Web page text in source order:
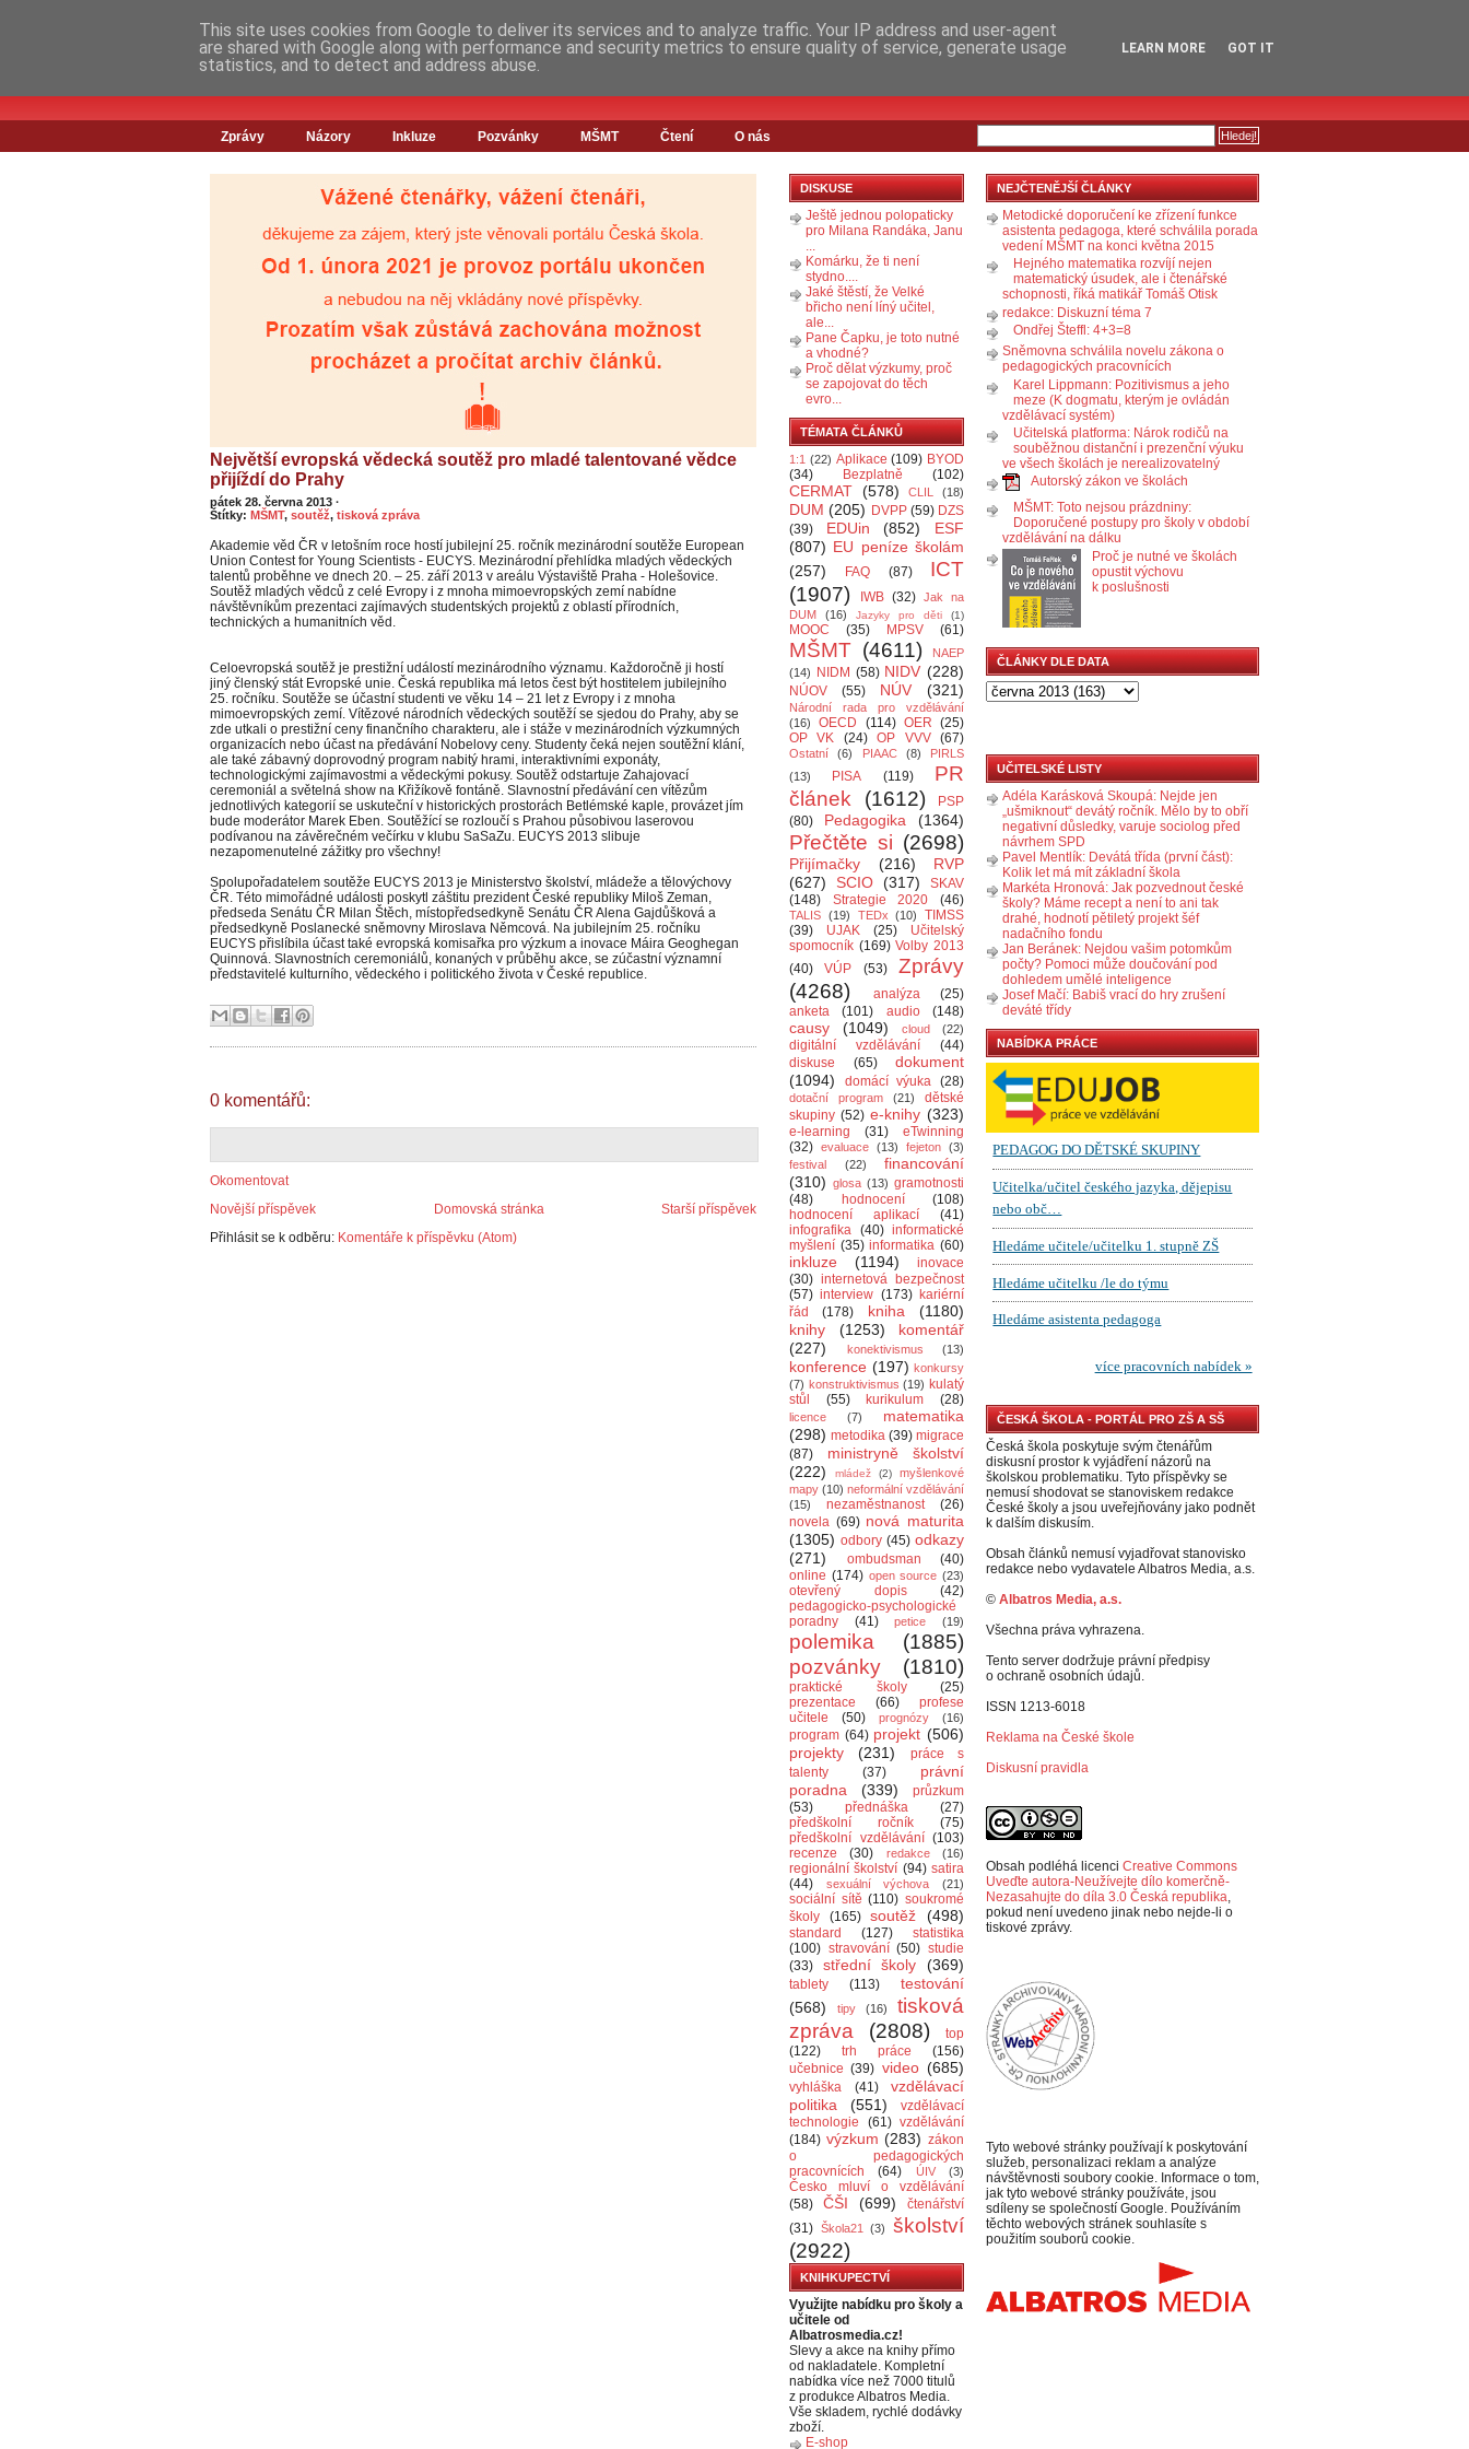
Zprávy Názory Inkluze Pozvánky MŠMT Čtení O nás
Největší evropská vědecká soutěž pro mladé talentované vědce
přijíždí do Prahy
pátek 28. června 2013 ·
Štítky: MŠMT, soutěž, tisková zpráva
Akademie věd ČR v letošním roce hostí jubilejní 25. ročník mezinárodní soutěže European
Union Contest for Young Scientists - EUCYS. Mezinárodní přehlídka mladých vědeckých
talentů proběhne ve dnech 20. – 25. září 2013 v areálu Výstaviště Praha - Holešovice.
Soutěž mladých vědců z celé Evropy i z mnoha mimoevropských zemí nabídne
návštěvníkům prezentaci zajímavých studentských projektů z oblastí přírodních,
technických a humanitních věd.
Celoevropská soutěž je prestižní událostí mezinárodního významu. Každoročně ji hostí
jiný členský stát Evropské unie. Česká republika má letos čest být hostitelem jubilejního
25. ročníku. Soutěže se účastní studenti ve věku 14 – 21 let z Evropy i z mnoha
mimoevropských zemí. Vítězové národních vědeckých soutěží se sjedou do Prahy, aby se
zde utkali o prestižní ceny finančního charakteru, ale i stáže v mezinárodních výzkumných
organizacích nebo účast na předávání Nobelovy ceny. Studenty čeká nejen soutěžní klání,
ale také zábavný doprovodný program nabitý hrami, interaktivními exponáty,
technologickými zajímavostmi a vědeckými pokusy. Soutěž odstartuje Zahajovací
ceremoniál a světelná show na Křižíkově fontáně. Slavnostní předávání cen vítězům
jednotlivých kategorií se uskuteční v historických prostorách Betlémské kaple, provázet jím
bude moderátor Marek Eben. Soutěžící se rozloučí s Prahou působivou laserovou
podívanou na závěrečném večírku v klubu SaSaZu. EUCYS 2013 slibuje
nezapomenutelné zážitky pro všechny!
Spolupořadatelem soutěže EUCYS 2013 je Ministerstvo školství, mládeže a tělovýchovy
ČR. Této mimořádné události poskytl záštitu prezident České republiky Miloš Zeman,
předseda Senátu ČR Milan Štěch, místopředsedkyně Senátu ČR Alena Gajdůšková a
předsedkyně Poslanecké sněmovny Miroslava Němcová. Na jubilejním 25. ročníku
EUCYS přislíbila účast také evropská komisařka pro výzkum a inovace Máira Geoghegan
Quinnová. Slavnostních ceremoniálů, konaných v průběhu akce, se zúčastní významní
představitelé kulturního, vědeckého i politického života v České republice.
0 komentářů:
Okomentovat
Novější příspěvek
Starší příspěvek
Domovská stránka
Přihlásit se k odběru: Komentáře k příspěvku (Atom)
DISKUSE
Ještě jednou polopaticky
pro Milana Randáka, Janu
...
Komárku, že ti není
stydno....
Jaké štěstí, že Velké
břicho není líný učitel,
ale...
Pane Čapku, je toto nutné
a vhodné?
Proč dělat výzkumy, proč
se zapojovat do těch
evro...
TÉMATA ČLÁNKŮ
1:1 (22) Aplikace (109) BYOD
(34)
Bezplatně (102)
CERMAT (578) CLIL (18)
DUM (205) DVPP (59) DZS
(39)
EDUin (852)
ESF
(807) EU peníze školám
(257)
FAQ (87)
ICT
(1907)
IWB (32) Jak na
DUM
(16) Jazyky pro děti (1)
MOOC (35) MPSV (61)
MŠMT (4611)
NAEP
(14)
NIDM (58) NIDV (228)
NÚOV (55) NÚV (321)
Národní rada pro vzdělávání
(16)
OECD (114) OER (25)
OP VK
(24) OP VVV (67)
Ostatní (6) PIAAC (8)
PIRLS
(13)
PISA (119)
PR
článek
(1612)
PSP
(80)
Pedagogika (1364)
Přečtěte si (2698)
Přijímačky (216)
RVP
(627)
SCIO (317)
SKAV
(148)
Strategie 2020 (46)
TALIS (19) TEDx (10)
TIMSS
(39)
UJAK (25)
Učitelský
spomocník (169) Volby 2013
(40)
VÚP (53)
Zprávy
(4268)
analýza
(25)
anketa
(101) audio (148)
causy (1049) cloud (22)
digitální vzdělávání
(44)
diskuse
(65)
dokument
(1094)
domácí výuka (28)
dotační program (21)
dětské
skupiny (52) e-knihy (323)
e-learning (31)
eTwinning
(32) evaluace (13) fejeton (3)
festival
(22)
financování
(310) glosa (13) gramotnosti
(48)
hodnocení
(108)
hodnocení aplikací
(41)
infografika (40) informatické
myšlení (35) informatika (60)
inkluze (1194)
inovace
(30) internetová bezpečnost
(57) interview (173) kariérní
řád
(178) kniha
(1180)
knihy
(1253)
komentář
(227)
konektivismus (13)
konference (197) konkursy
(7) konstruktivismus (19) kulatý
stůl
(55) kurikulum (28)
licence (7)
matematika
(298) metodika (39) migrace
(87)
ministryně školství
(222)
mládež (2)
myšlenkové
mapy (10) neformální vzdělávání
(15)
nezaměstnanost
(26)
novela (69) nová maturita
(1305) odbory (45) odkazy
(271)
ombudsman
(40)
online (174) open source (23)
otevřený dopis
(42)
pedagogicko-psychologické
poradny
(41) petice (19)
polemika
(1885)
pozvánky
(1810)
praktické školy
(25)
prezentace
(66)
profese
učitele
(50) prognózy (16)
program (64) projekt (506)
projekty
(231)
práce s
talenty
(37)
právní
poradna
(339)
průzkum
(53)
přednáška
(27)
předškolní ročník
(75)
předškolní vzdělávání (103)
recenze
(30) redakce (16)
regionální školství (94) satira
(44)
sexuální výchova (21)
sociální sítě (110) soukromé
školy
(165) soutěž (498)
standard (127)
statistika
(100) stravování (50) studie
(33)
střední školy (369)
tablety (113)
testování
(568)
tipy (16)
tisková
zpráva
(2808)
top
(122)
trh práce
(156)
učebnice (39) video (685)
vyhláška (41)
vzdělávací
politika
(551)
vzdělávací
technologie
(61) vzdělávání
(184) výzkum (283) zákon
o pedagogických
pracovnících
(64) ÚIV (3)
Česko mluví o vzdělávání
(58)
ČŠI (699)
čtenářství
(31) Škola21 (3)
školství
(2922)
KNIHKUPECTVÍ
Využijte nabídku pro školy a
učitele od
Albatrosmedia.cz!
Slevy a akce na knihy přímo
od nakladatele. Kompletní
nabídka více než 7000 titulů
z produkce Albatros Media.
Vše skladem, rychlé dodávky
zboží.
E-shop
NEJČTENĚJŠÍ ČLÁNKY
Metodické doporučení ke zřízení funkce
asistenta pedagoga, které schválila porada
vedení MŠMT na konci května 2015
Hejného matematika rozvíjí nejen
matematický úsudek, ale i čtenářské
schopnosti, říká matikář Tomáš Otisk
redakce: Diskuzní téma 7
Ondřej Šteffl: 4+3=8
Sněmovna schválila novelu zákona o
pedagogických pracovnících
Karel Lippmann: Pozitivismus a jeho
meze (K dogmatu, kterým je ovládán
vzdělávací systém)
Učitelská platforma: Nárok rodičů na
souběžnou distanční i prezenční výuku
ve všech školách je nerealizovatelný
Autorský zákon ve školách
MŠMT: Toto nejsou prázdniny:
Doporučené postupy pro školy v období
vzdělávání na dálku
Proč je nutné ve školách
opustit výchovu
k poslušnosti
ČLÁNKY DLE DATA
UČITELSKÉ LISTY
Adéla Karásková Skoupá: Nejde jen
„ušmiknout“ devátý ročník. Mělo by to obří
negativní důsledky, varuje sociolog před
návrhem SPD
Pavel Mentlík: Devátá třída (první část):
Kolik let má mít základní škola
Markéta Hronová: Jak pozvednout české
školy? Máme recept a není to ani tak
drahé, hodnotí pětiletý projekt šéf
nadačního fondu
Jan Beránek: Nejdou vašim potomkům
počty? Pomoci může doučování pod
dohledem umělé inteligence
Josef Mačí: Babiš vrací do hry zrušení
deváté třídy
NABÍDKA PRÁCE
ČESKÁ ŠKOLA - PORTÁL PRO ZŠ A SŠ
Česká škola poskytuje svým čtenářům
diskusní prostor k vyjádření názorů na
školskou problematiku. Tyto příspěvky se
nemusí shodovat se stanoviskem redakce
České školy a jsou uveřejňovány jako podnět
k dalším diskusím.
Obsah článků nemusí vyjadřovat stanovisko
redakce nebo vydavatele Albatros Media, a.s.
© Albatros Media, a.s.
Všechna práva vyhrazena.
Tento server dodržuje právní předpisy
o ochraně osobních údajů.
ISSN 1213-6018
Reklama na České škole
Diskusní pravidla
Obsah podléhá licenci Creative Commons
Uveďte autora-Neužívejte dílo komerčně-
Nezasahujte do díla 3.0 Česká republika
pokud není uvedeno jinak nebo nejde-li o
tiskové zprávy.
Tyto webové stránky používají k poskytování
služeb, personalizaci reklam a analýze
návštěvnosti soubory cookie. Informace o tom,
jak tyto webové stránky používáte, jsou
sdíleny se společností Google. Používáním
těchto webových stránek souhlasíte s
použitím souborů cookie.
This site uses cookies from Google to deliver its services and to analyze traffic. Your IP address and user-agent
are shared with Google along with performance and security metrics to ensure quality of service, generate usage
statistics, and to detect and address abuse.
LEARN MORE GOT IT